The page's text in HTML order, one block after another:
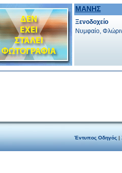
ΜΑΝΗΣ
Ξενοδοχείο
Νυμφαίο,
Έντυπος Οδηγός|